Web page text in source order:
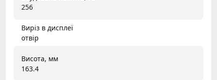
256
Виріз в дисплеї
отвір
Висота, мм
163.4